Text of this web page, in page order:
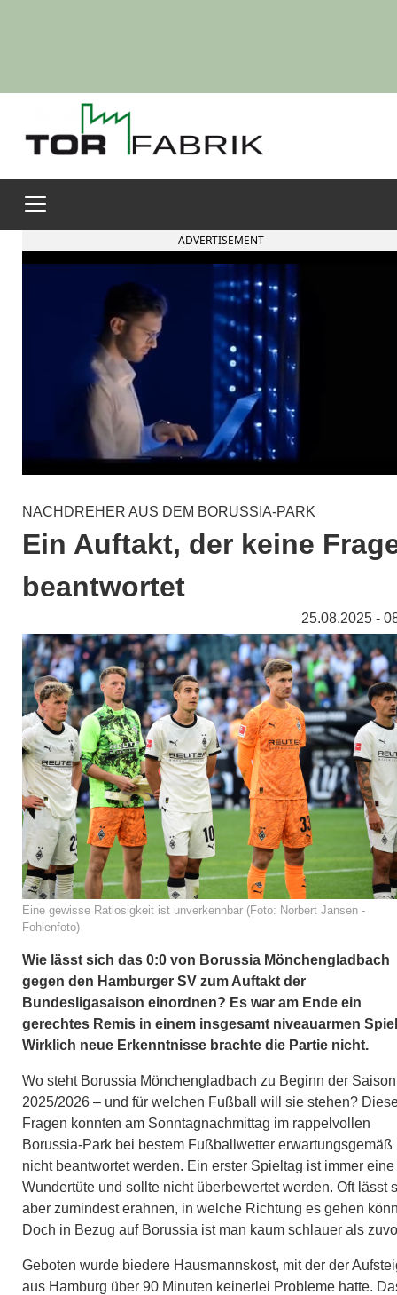
ADVERTISEMENT
NACHDREHER AUS DEM BORUSSIA-PARK
Ein Auftakt, der keine
beantwortet
25.08.2025 -
Eine gewisse Ratlosigkeit ist unverkennbar (Foto: Norbert Jansen -
Fohlenfoto)
Wie lässt sich das 0:0 von Borussia Mönchengladbach
gegen den Hamburger SV zum Auftakt der
Bundesligasaison einordnen? Es war am Ende ein
gerechtes Remis in einem insgesamt niveauarmen
Wirklich neue Erkenntnisse brachte die Partie nicht.
Wo steht Borussia Mönchengladbach zu Beginn der Saison
2025/2026 – und für welchen Fußball will sie stehen?
Fragen konnten am Sonntagnachmittag im rappelvollen
Borussia-Park bei bestem Fußballwetter erwartungsgemäß
nicht beantwortet werden. Ein erster Spieltag ist immer eine
Wundertüte und sollte nicht überbewertet werden. Oft lässt
aber zumindest erahnen, in welche Richtung es gehen
Doch in Bezug auf Borussia ist man kaum schlauer als
Geboten wurde biedere Hausmannskost, mit der der
aus Hamburg über 90 Minuten keinerlei Probleme hatte.